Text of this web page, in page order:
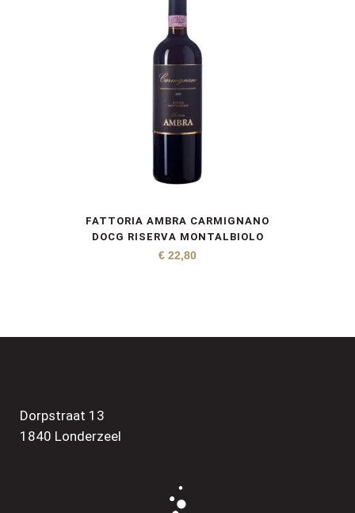
FATTORIA AMBRA CARMIGNANO
DOCG RISERVA MONTALBIOLO
€ 22,80
Dorpstraat 13
1840 Londerzeel